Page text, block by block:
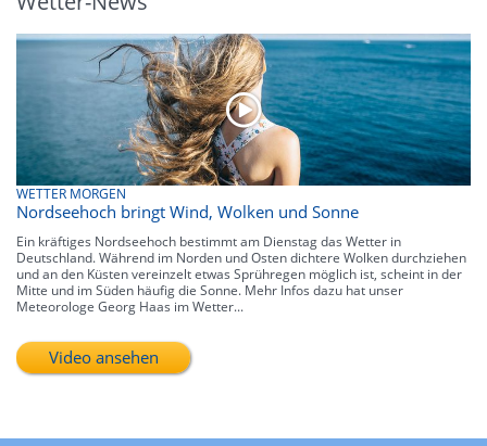
WETTER MORGEN
Nordseehoch bringt Wind, Wolken und Sonne
Ein kräftiges Nordseehoch bestimmt am Dienstag das Wetter in
Deutschland. Während im Norden und Osten dichtere Wolken durchziehen
und an den Küsten vereinzelt etwas Sprühregen möglich ist, scheint in der
Mitte und im Süden häufig die Sonne. Mehr Infos dazu hat unser
Meteorologe Georg Haas im Wetter...
Video ansehen